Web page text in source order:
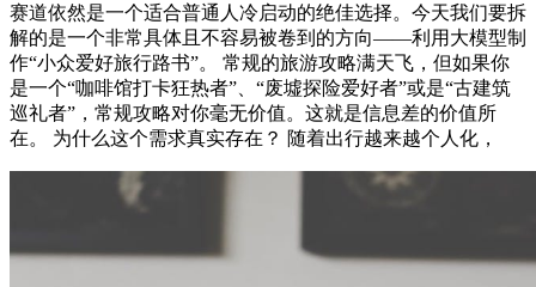
赛道依然是一个适合普通人冷启动的绝佳选择。今天我们要拆
解的是一个非常具体且不容易被卷到的方向——利用大模型制
作“小众爱好旅行路书”。 常规的旅游攻略满天飞，但如果你
是一个“咖啡馆打卡狂热者”、“废墟探险爱好者”或是“古建筑
巡礼者”，常规攻略对你毫无价值。这就是信息差的价值所
在。 为什么这个需求真实存在？ 随着出行越来越个人化，